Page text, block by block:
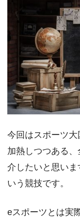
今回はスポーツ
加熱しつつある
介したいと思い
いう競技です。
eスポーツとは実